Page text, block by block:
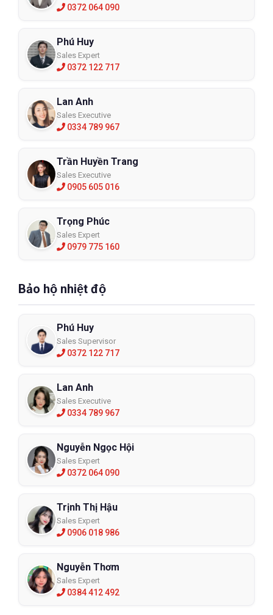
0372 064 090
Phú Huy
Sales Expert
0372 122 717
Lan Anh
Sales Executive
0334 789 967
Trần Huyền Trang
Sales Executive
0905 605 016
Trọng Phúc
Sales Expert
0979 775 160
Bảo hộ nhiệt độ
Phú Huy
Sales Supervisor
0372 122 717
Lan Anh
Sales Executive
0334 789 967
Nguyễn Ngọc Hội
Sales Expert
0372 064 090
Trịnh Thị Hậu
Sales Expert
0906 018 986
Nguyễn Thơm
Sales Expert
0384 412 492